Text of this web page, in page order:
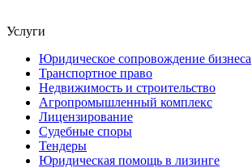
Услуги
Юридическое сопровождение бизнеса
Транспортное право
Недвижимость и строительство
Агропромышленный комплекс
Лицензирование
Судебные споры
Тендеры
Юридическая помощь в лизинге